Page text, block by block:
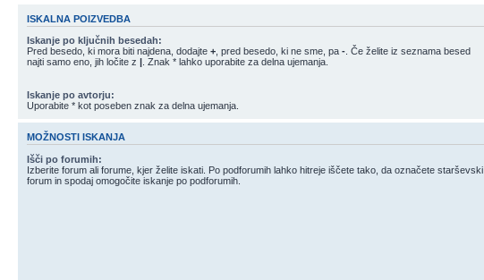
ISKALNA POIZVEDBA
Iskanje po ključnih besedah:
Pred besedo, ki mora biti najdena, dodajte + , pred besedo, ki ne sme, pa - . Če želite iz seznama besed
najti samo eno, jih ločite z | . Znak * lahko uporabite za delna ujemanja.
Iskanje po avtorju:
Uporabite * kot poseben znak za delna ujemanja.
MOŽNOSTI ISKANJA
Išči po forumih:
Izberite forum ali forume, kjer želite iskati. Po podforumih lahko hitreje iščete tako, da označete starševski
forum in spodaj omogočite iskanje po podforumih.